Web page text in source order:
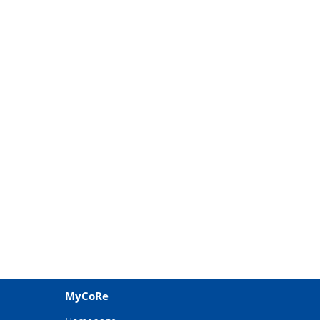
MyCoRe